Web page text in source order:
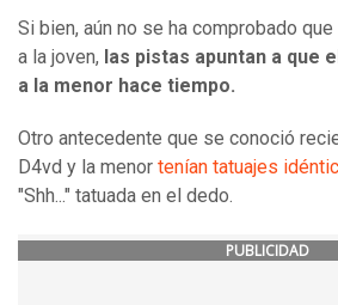
Si bien, aún no se ha comprobado
a la joven, las pistas apuntan a que
a la menor hace tiempo.
Otro antecedente que se conoció
D4vd y la menor tenían tatuajes
"Shh..." tatuada en el dedo.
PUBLICIDAD